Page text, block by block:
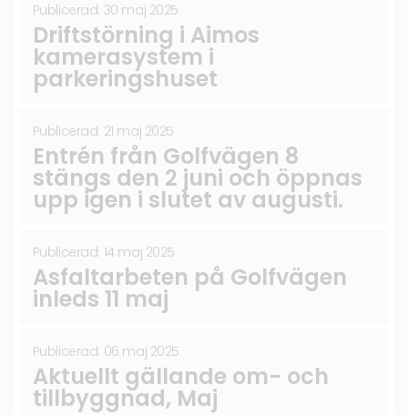
Publicerad: 30 maj 2025
Driftstörning i Aimos
kamerasystem i
parkeringshuset
Publicerad: 21 maj 2025
Entrén från Golfvägen 8
stängs den 2 juni och öppnas
upp igen i slutet av augusti.
Publicerad: 14 maj 2025
Asfaltarbeten på Golfvägen
inleds 11 maj
Publicerad: 06 maj 2025
Aktuellt gällande om- och
tillbyggnad, Maj